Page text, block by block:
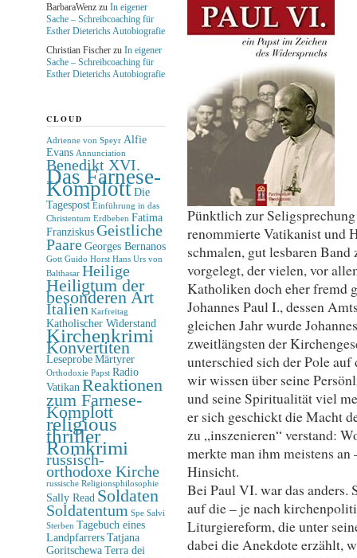
Pünktlich zur
renommierte Vatikanist und
schmalen, gut lesbaren
vorgelegt, der vielen, vor
Katholiken doch eher fremd
Johannes Paul I., dessen
gleichen Jahr wurde
zweitlängsten der
unterschied sich der Pole
wir wissen über seine
und seine Spiritualität viel
er sich geschickt die Macht
zu „inszenieren“ verstand:
merkte man ihm meistens
Hinsicht.
Bei Paul VI. war das
auf die – je nach
Liturgiereform, die unter
dabei die Anekdote erzählt,
BarbaraWenzzu In eigener
Sache – Schreibcoaching für
Esther Dieterichs Autobiografie
Christian Fischerzu In eigener
Sache – Schreibcoaching für
Esther Dieterichs Autobiografie
CLOUD
Adrienne von Speyr Alfie
Evans Annunciation
Benedikt XVI.
Das Farnese-
Komplott Die
Tagespost Einführung in das
Christentum Erdbeben Fatima
Franziskus Geistliche
Paare Georges Bernanos
Gott Guido Horst Hans Urs von
Balthasar Heilige
Heiligtum der
besonderen Art
Italien Karfreitag
Katholischer Widerstand
Kirchenkrimi
Konvertiten
Leseprobe Märtyrer
Orthodoxie Papst Radio
Vatikan Reaktionen
zum Farnese-
Komplott
religious
thriller
Romkrimi
russisch-
orthodoxe Kirche
russische Religionsphilosophie
Sally Read Soldaten
Soldatentum Spe Salvi
Sterben Tagebuch eines
Landpfarrers Tatjana
Goritschewa Terra dei